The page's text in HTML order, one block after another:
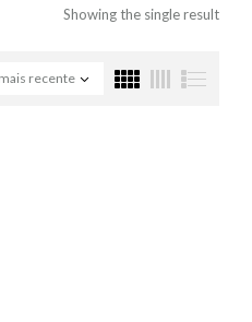
Showing the single result
recente